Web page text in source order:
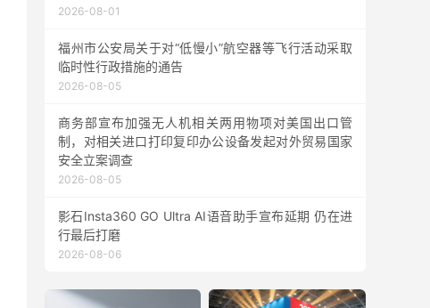
2026-08-01
福州市公安局关于对“低慢小”航空器等飞行活动采取
临时性行政措施的通告
2026-08-05
商务部宣布加强无人机相关两用物项对美国出口管
制，对相关进口打印复印办公设备发起对外贸易国家
安全立案调查
2026-08-05
影石Insta360 GO Ultra AI语音助手宣布延期 仍在进
行最后打磨
2026-08-06